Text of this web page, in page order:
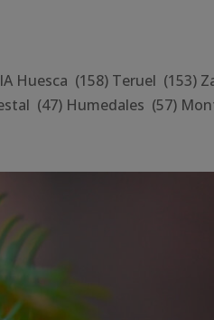
Huesca (158) Teruel (153)
(47) Humedales (57)